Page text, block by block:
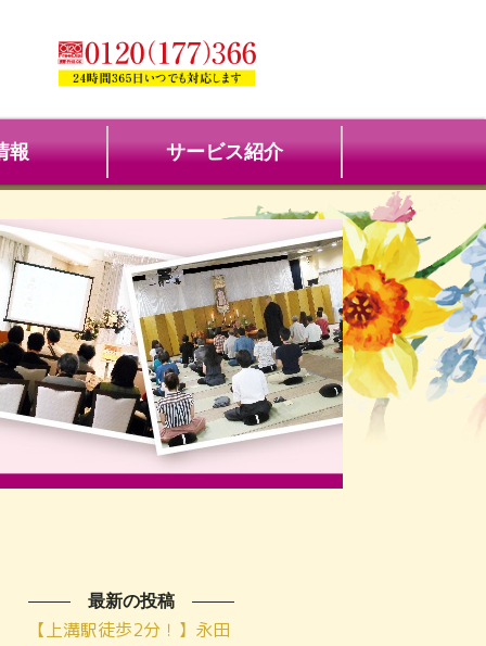
報 サービス紹介
最新の投稿
【上溝駅徒歩2分！】永田